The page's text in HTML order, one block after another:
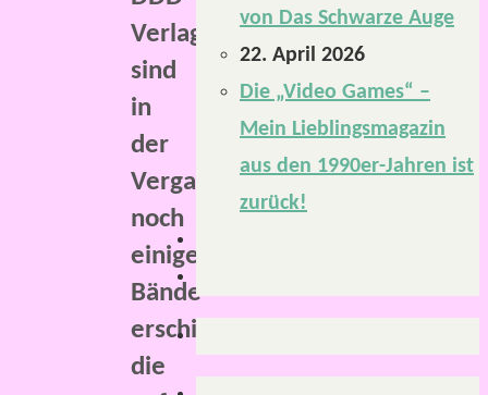
Verlag
sind
in
der
Vergangenheit
noch
einige
Bände
erschienen,
die
von Das Schwarze Auge
22. April 2026
Die „Video Games“ –
Mein Lieblingsmagazin
aus den 1990er-Jahren ist
zurück!